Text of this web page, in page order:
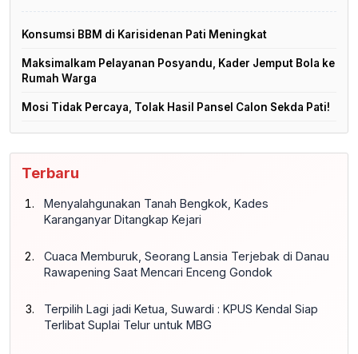
Konsumsi BBM di Karisidenan Pati Meningkat
Maksimalkam Pelayanan Posyandu, Kader Jemput Bola ke
Rumah Warga
Mosi Tidak Percaya, Tolak Hasil Pansel Calon Sekda Pati!
Terbaru
Menyalahgunakan Tanah Bengkok, Kades
Karanganyar Ditangkap Kejari
Cuaca Memburuk, Seorang Lansia Terjebak di Danau
Rawapening Saat Mencari Enceng Gondok
Terpilih Lagi jadi Ketua, Suwardi : KPUS Kendal Siap
Terlibat Suplai Telur untuk MBG